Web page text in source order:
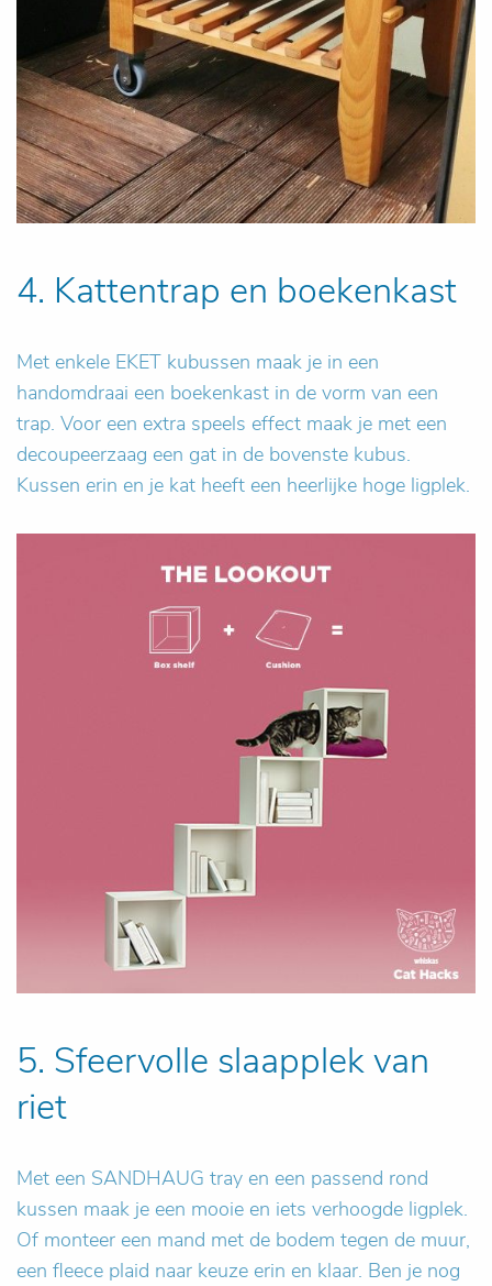
4. Kattentrap en boekenkast
Met enkele EKET kubussen maak je in een
handomdraai een boekenkast in de vorm van een
trap. Voor een extra speels effect maak je met een
decoupeerzaag een gat in de bovenste kubus.
Kussen erin en je kat heeft een heerlijke hoge ligplek.
5. Sfeervolle slaapplek van
riet
Met een SANDHAUG tray en een passend rond
kussen maak je een mooie en iets verhoogde ligplek.
Of monteer een mand met de bodem tegen de muur,
een fleece plaid naar keuze erin en klaar. Ben je nog